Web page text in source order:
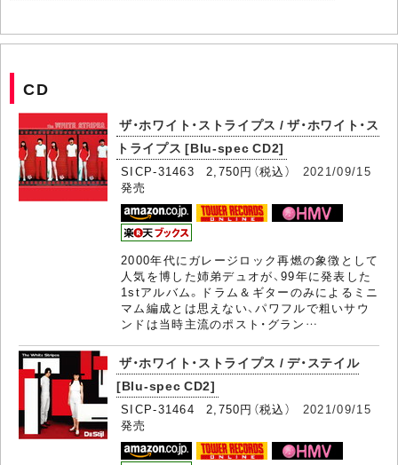
CD
ザ・ホワイト・ストライプス / ザ・ホワイト・ス
トライプス [Blu-spec CD2]
SICP-31463 2,750円（税込） 2021/09/15
発売
2000年代にガレージロック再燃の象徴として
人気を博した姉弟デュオが、99年に発表した
1stアルバム。ドラム＆ギターのみによるミニ
マム編成とは思えない、パワフルで粗いサウ
ンドは当時主流のポスト・グラン…
ザ・ホワイト・ストライプス / デ・ステイル
[Blu-spec CD2]
SICP-31464 2,750円（税込） 2021/09/15
発売